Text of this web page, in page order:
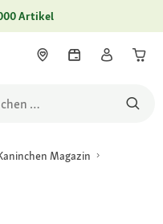
Artikel
Magazin